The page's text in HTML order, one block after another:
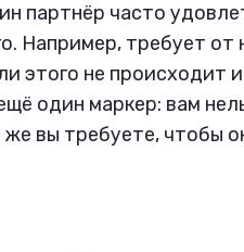
партнёр часто
Например, требует от
этого не происходит
один маркер: вам
вы требуете, чтобы